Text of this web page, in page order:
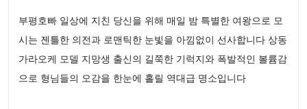
부평호빠 일상에 지친 당신을 위해 매일 밤 특별한 여왕으로 모
시는 젠틀한 의전과 로맨틱한 눈빛을 아낌없이 선사합니다 상동
가라오케 모델 지망생 출신의 길쭉한 기럭지와 폭발적인 볼륨감
으로 형님들의 오감을 한눈에 홀릴 역대급 명소입니다